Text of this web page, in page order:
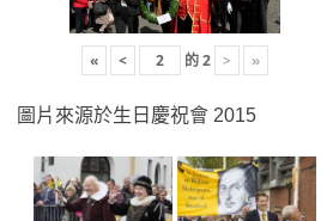
« < 的2 > »
圖片來源於生日慶祝會 2015